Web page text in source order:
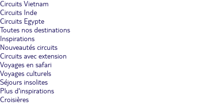
Circuits Vietnam
Circuits Inde
Circuits Egypte
Toutes nos destinations
Inspirations
Nouveautés circuits
Circuits avec extension
Voyages en safari
Voyages culturels
Séjours insolites
Plus d'inspirations
Croisières